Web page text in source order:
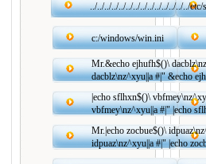
../../../../../../../../../../../../../../etc/
c:/windows/win.ini
Mr.&echo ejhufh$()\
dacblz\nz^xyu||a #|" &echo
|echo sflhxn$()\
vbfmey\nz^xyu||a #|" |echo
Mr.|echo zocbue$()\
idpuaz\nz^xyu||a #|" |echo